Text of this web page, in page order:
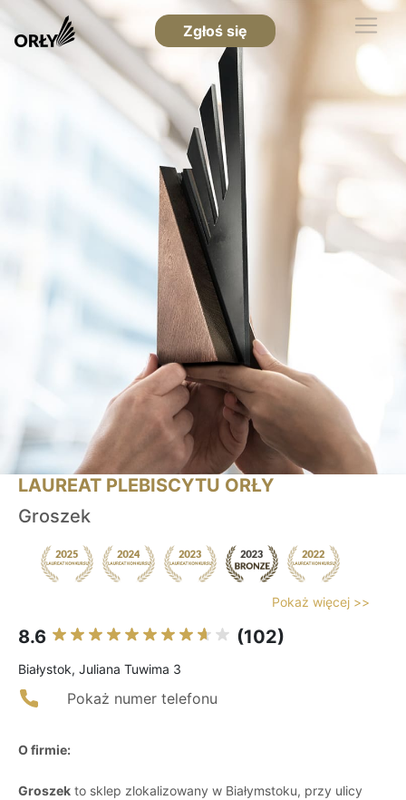
Zgłoś się
LAUREAT PLEBISCYTU ORŁY
Groszek
Pokaż więcej >>
8.6 (102)
Białystok, Juliana Tuwima 3
Pokaż numer telefonu
O firmie:
Groszek to sklep zlokalizowany w Białymstoku, przy ulicy